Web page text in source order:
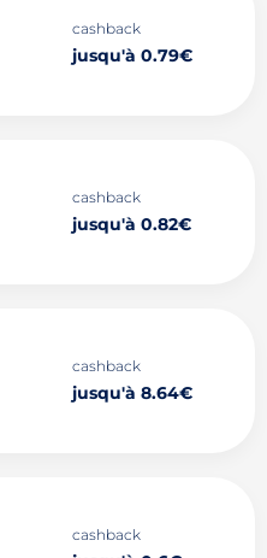
cashback
jusqu'à 0.79€
cashback
jusqu'à 0.82€
cashback
jusqu'à 8.64€
cashback